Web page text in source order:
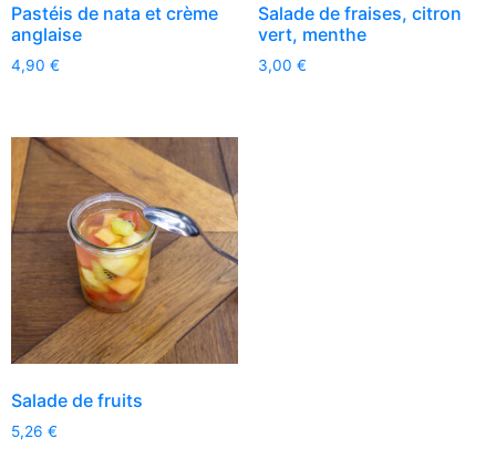
Pastéis de nata et crème
anglaise
4,90 €
Salade de fraises, citron
vert, menthe
3,00 €
Salade de fruits
5,26 €